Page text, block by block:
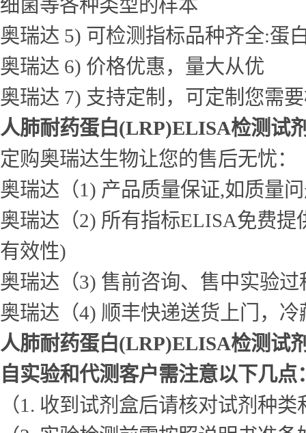
细菌等各种类型的样本
奥瑞达 5) 可检测指标品种齐全:蛋
奥瑞达 6) 价格优惠，量大从优
奥瑞达 7) 支持定制，可定制您需
人肺耐药蛋白(LRP)ELISA检测试
定购奥瑞达生物让您的售后无忧：
奥瑞达（1) 产品质量保证,如质量
奥瑞达（2) 所有指标ELISA免费
有效性)
奥瑞达（3) 售前咨询、售中实验
奥瑞达（4) 顺丰快递送货上门，
人肺耐药蛋白(LRP)ELISA检测试
自实验和代测客户需注意以下几点
（1. 收到试剂盒后请核对试剂种